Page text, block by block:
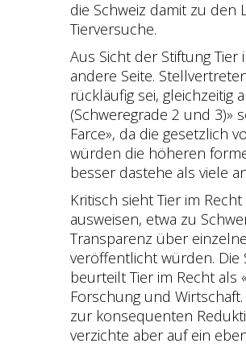
die Schweiz damit zu
Tierversuche.
Aus Sicht der Stiftung
andere Seite.
rückläufig sei,
(Schweregrade 2 und 3)»
Farce», da die gesetzlich
würden die höheren
besser dastehe als viele
Kritisch sieht Tier im
ausweisen, etwa zu
Transparenz über
veröffentlicht würden. Die
beurteilt Tier im Recht
Forschung und
zur konsequenten
verzichte aber auf ein